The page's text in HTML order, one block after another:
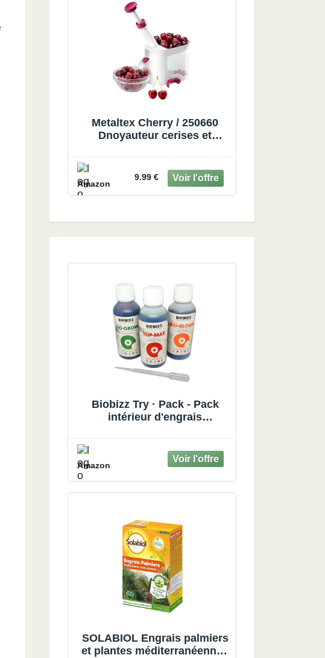
Metaltex Cherry / 250660
Dnoyauteur cerises et
Amazon
9.99 €
Biobizz Try · Pack - Pack
intérieur d'engrais
Amazon
SOLABIOL Engrais palmiers
et plantes méditerranéennes